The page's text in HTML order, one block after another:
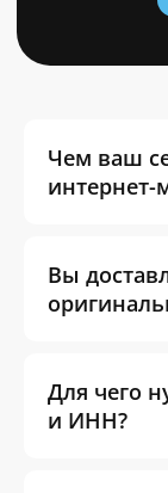
Чем ваш
интернет-
Вы
Для чего
и ИНН?